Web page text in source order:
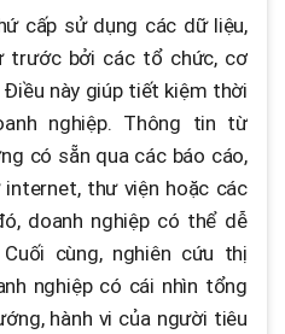
cấp sử dụng các dữ liệu,
trước bởi các tổ chức, cơ
Điều này giúp tiết kiệm thời
nghiệp. Thông tin từ
có sẵn qua các báo cáo,
thư viện hoặc các
doanh nghiệp có thể dễ
cùng, nghiên cứu thị
nghiệp có cái nhìn tổng
hành vi của người tiêu